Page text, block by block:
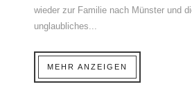
wieder zur Familie nach Münster und
unglaubliches...
MEHR ANZEIGEN